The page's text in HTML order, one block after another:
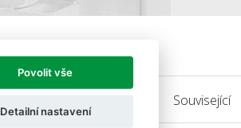
Související
Povolit vše
Detailní nastavení